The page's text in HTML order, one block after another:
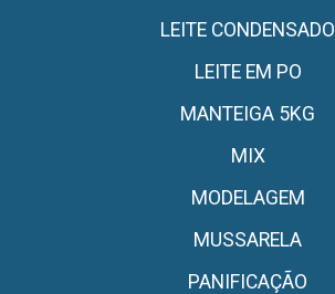
LEITE CONDENSADO
LEITE EM PO
MANTEIGA 5KG
MIX
MODELAGEM
MUSSARELA
PANIFICAÇÃO